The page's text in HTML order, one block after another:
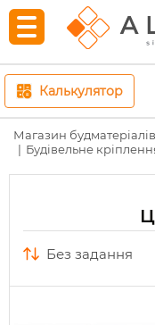
Калькулятор
Магазин будматеріалів
Будівельне
без задання